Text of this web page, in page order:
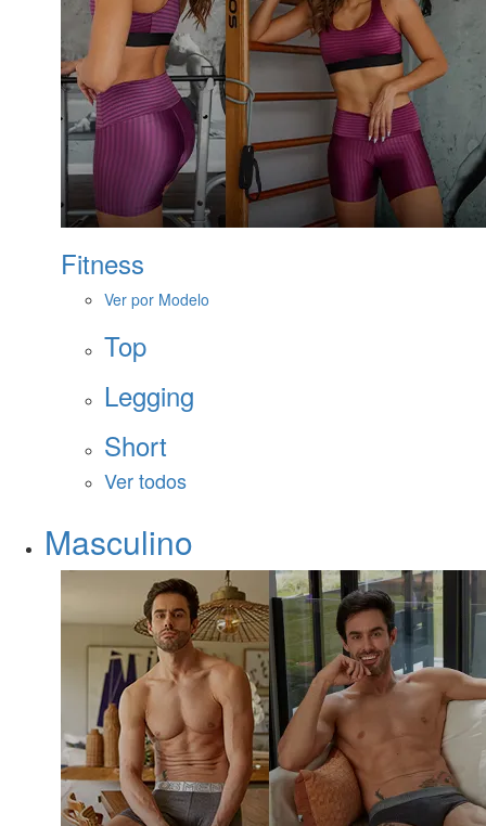
Fitness
Ver por Modelo
Top
Legging
Short
Ver todos
Masculino